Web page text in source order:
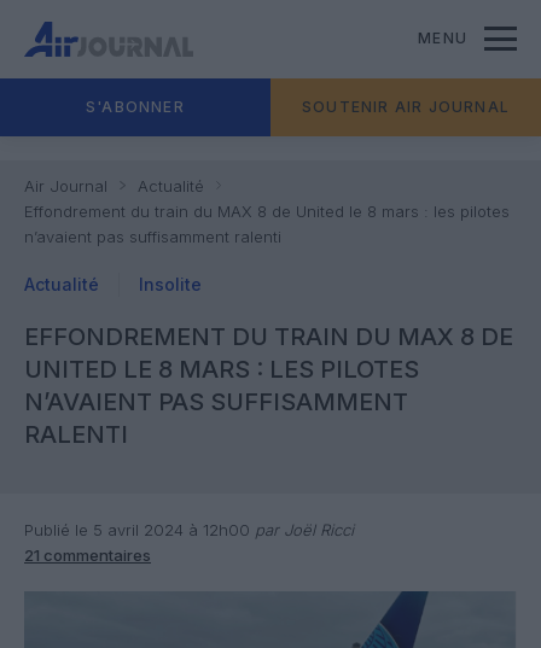
MENU
S'ABONNER SOUTENIR AIR JOURNAL
Air Journal
Actualité
Effondrement du train du MAX 8 de United le 8 mars : les pilotes
n’avaient pas suffisamment ralenti
Actualité Insolite
EFFONDREMENT DU TRAIN DU MAX 8 DE
UNITED LE 8 MARS : LES PILOTES
N’AVAIENT PAS SUFFISAMMENT
RALENTI
Publié le 5 avril 2024 à 12h00 par Joël Ricci
21 commentaires